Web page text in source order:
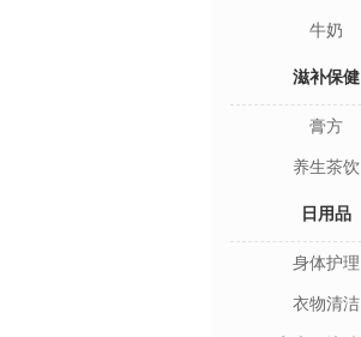
牛奶
滋补保健
膏方
养生茶饮
日用品
身体护理
衣物清洁